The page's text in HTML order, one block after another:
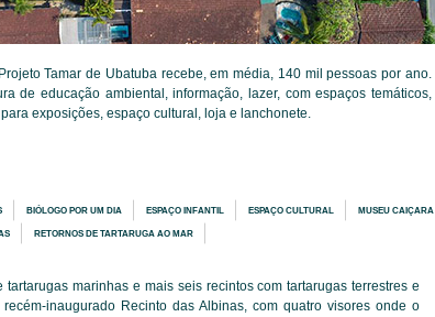
Tamar de Ubatuba recebe, em média, 140 mil pessoas por ano.
de educação ambiental, informação, lazer, com espaços temáticos,
exposições, espaço cultural, loja e lanchonete.
BIÓLOGO POR UM DIA ESPAÇO INFANTIL ESPAÇO CULTURAL MUSEU CAIÇARA
RETORNOS DE TARTARUGA AO MAR
marinhas e mais seis recintos com tartarugas terrestres e
inaugurado Recinto das Albinas, com quatro visores onde o